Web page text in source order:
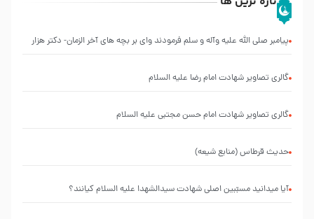
پیامبر صلی الله علیه وآله و سلم فرمودند وای بر بچه های آخر الزمان- دکتر هزار
گالری تصاویر شهادت امام رضا علیه السلام
گالری تصاویر شهادت امام حسن مجتبی علیه السلام
حدیث قرطاس (منابع شیعه)
آیا میدانید مسبّبین اصلی شهادت سیدالشهدا علیه ‌السلام کیانند؟